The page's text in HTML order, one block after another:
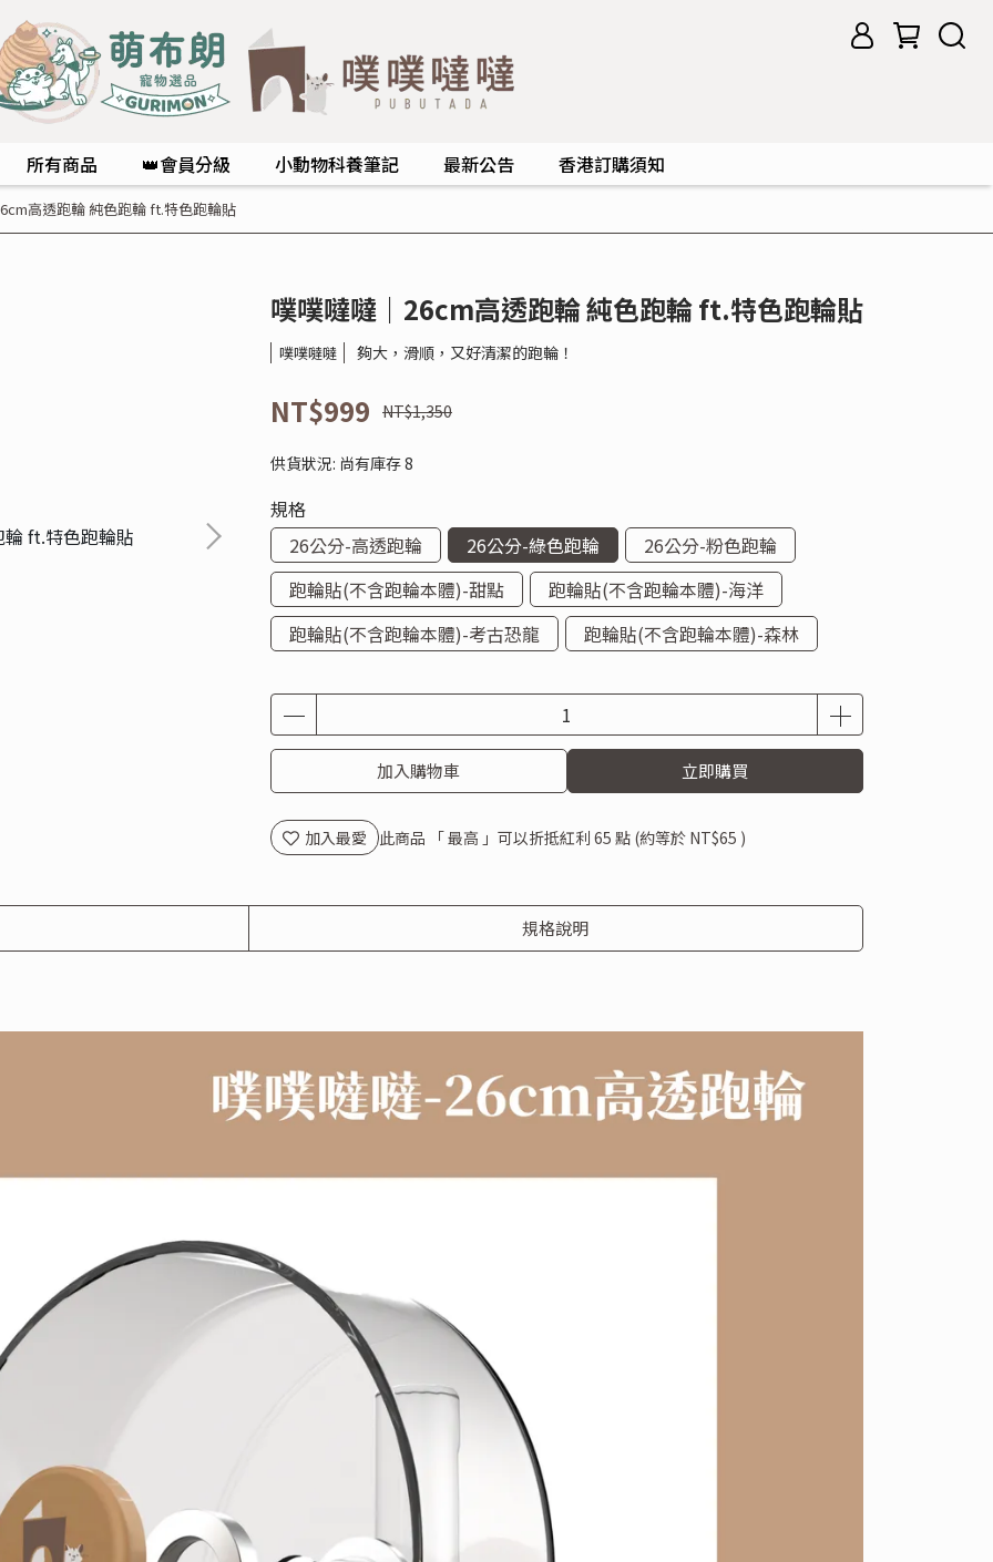
所有商品 👑會員分級 小動物科養筆記 最新公告 香港訂購須知
高透跑輪 純色跑輪 ft.特色跑輪貼
噗噗噠噠｜26cm高透跑輪 純色跑輪 ft.特色跑輪貼
噗噗噠噠 夠大，滑順，又好清潔的跑輪！
NT$999 NT$1,350
供貨狀況: 尚有庫存 8
規格
26公分-高透跑輪
26公分-綠色跑輪
26公分-粉色跑輪
跑輪貼(不含跑輪本體)-甜點
跑輪貼(不含跑輪本體)-海洋
跑輪貼(不含跑輪本體)-考古恐龍
跑輪貼(不含跑輪本體)-森林
加入購物車 立即購買
加入最愛 此商品 「 最高 」可以折抵紅利 65 點 (約等於 NT$65 )
規格說明